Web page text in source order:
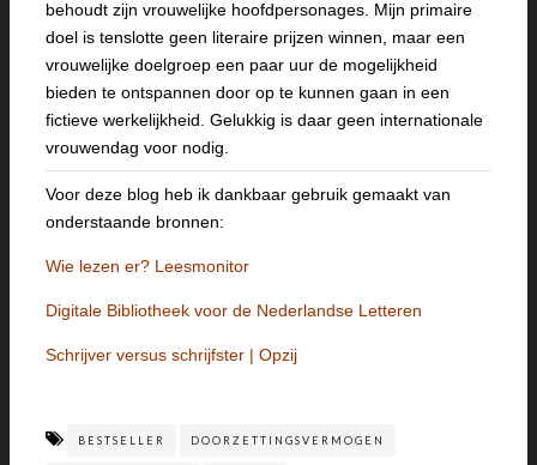
behoudt zijn vrouwelijke hoofdpersonages. Mijn primaire
doel is tenslotte geen literaire prijzen winnen, maar een
vrouwelijke doelgroep een paar uur de mogelijkheid
bieden te ontspannen door op te kunnen gaan in een
fictieve werkelijkheid. Gelukkig is daar geen internationale
vrouwendag voor nodig.
Voor deze blog heb ik dankbaar gebruik gemaakt van
onderstaande bronnen:
Wie lezen er? Leesmonitor
Digitale Bibliotheek voor de Nederlandse Letteren
Schrijver versus schrijfster | Opzij
BESTSELLER DOORZETTINGSVERMOGEN